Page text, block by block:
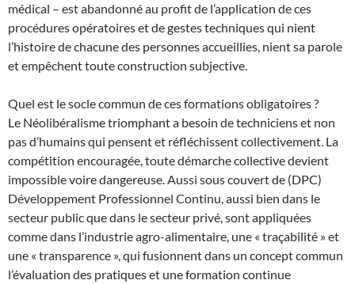
médical – est abandonné au profit de l’application de ces
procédures opératoires et de gestes techniques qui nient
l’histoire de chacune des personnes accueillies, nient sa parole
et empêchent toute construction subjective.
Quel est le socle commun de ces formations obligatoires ?
Le Néolibéralisme triomphant a besoin de techniciens et non
pas d’humains qui pensent et réfléchissent collectivement. La
compétition encouragée, toute démarche collective devient
impossible voire dangereuse. Aussi sous couvert de (DPC)
Développement Professionnel Continu, aussi bien dans le
secteur public que dans le secteur privé, sont appliquées
comme dans l’industrie agro-alimentaire, une « traçabilité » et
une « transparence », qui fusionnent dans un concept commun
l’évaluation des pratiques et une formation continue